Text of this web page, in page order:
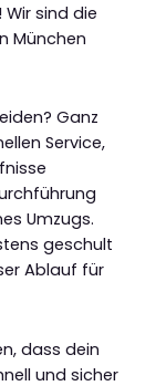
sind die
München
Ganz
Service,
Umzugs.
geschult
Ablauf für
dass dein
und sicher